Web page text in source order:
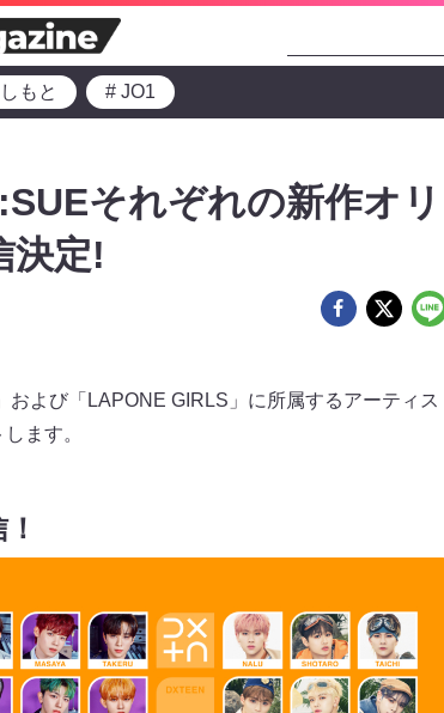
もと # JO1
それぞれの新作オリ
決定!
よび「LAPONE GIRLS」に所属するアーティス
ます。